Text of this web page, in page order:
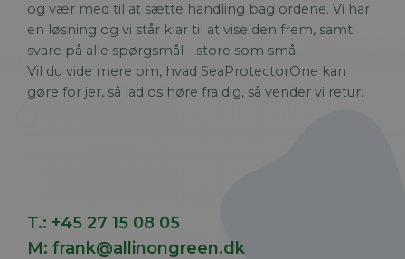
og vær med til at sætte handling bag ordene. Vi har
en løsning og vi står klar til at vise den frem, samt
svare på alle spørgsmål - store som små.
Vil du vide mere om, hvad SeaProtectorOne kan
gøre for jer, så lad os høre fra dig, så vender vi retur.
T.: +45 27 15 08 05
M: frank@allinongreen.dk